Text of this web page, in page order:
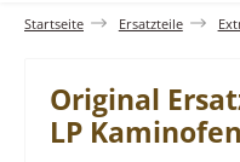
Startseite Ersatzteile
Original
LP Kaminofen